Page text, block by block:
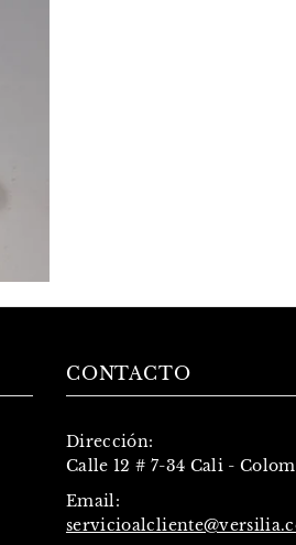
CONTACTO
Dirección:
Calle 12 # 7-34 Cali -
Email: